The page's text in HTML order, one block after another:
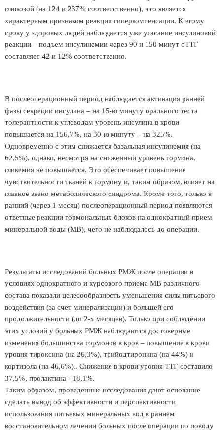
глюкозой (на 124 и 237% соответственно), что является
характерным признаком реакции гиперкомпенсации. К этому
сроку у здоровых людей наблюдается уже угасание инсулиновой
реакции – подъем инсулинемии через 90 и 150 минут оТТГ
составляет 42 и 12% соответственно.
В послеоперационный период наблюдается активация ранней
фазы секреции инсулина – на 15-ю минуту орального теста
толерантности к углеводам уровень инсулина в крови
повышается на 156,7%, на 30-ю минуту – на 325%.
Одновременно с этим снижается базальная инсулинемия (на
62,5%), однако, несмотря на сниженный уровень гормона,
гликемия не повышается. Это обеспечивает повышение
чувствительности тканей к гормону и, таким образом, влияет на
главное звено метаболического синдрома. Кроме того, только в
ранний (через 1 месяц) послеоперационный период появляются
ответные реакции гормональных блоков на однократный прием
минеральной воды (МВ), чего не наблюдалось до операции.
Результаты исследований больных РМЖ после операции в
условиях однократного и курсового приема МВ различного
состава показали целесообразность уменьшения силы питьевого
воздействия (за счет минерализации) и большей его
продолжительности (до 2-х месяцев). Только при соблюдении
этих условий у больных РМЖ наблюдаются достоверные
изменения большинства гормонов в кров – повышение в крови
уровня тироксина (на 26,3%), трийодтиронина (на 44%) и
кортизола (на 46,6%).. Снижение в крови уровня ТТГ составило
37,5%, пролактина - 18,1%.
Таким образом, проведенные исследования дают основание
сделать вывод об эффективности и перспективности
использования питьевых минеральных вод в раннем
восстановительном лечении больных после операции по поводу